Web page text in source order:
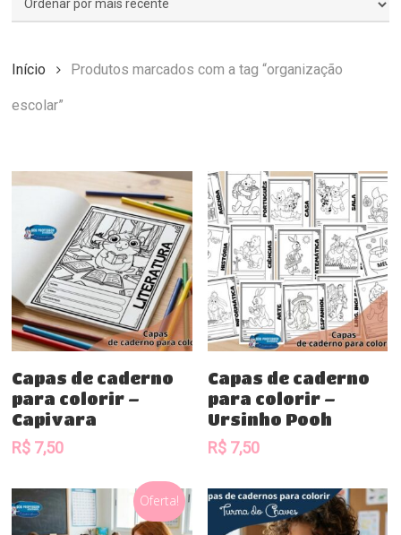
Início Produtos marcados com a tag “organização
escolar”
Comprar
Capas de caderno
para colorir –
Capivara
R$ 7,50
Comprar
Capas de caderno
para colorir –
Ursinho Pooh
R$7,50
Oferta!